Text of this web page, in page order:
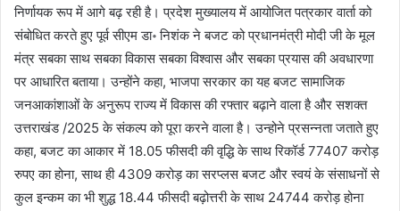
निर्णायक रूप में आगे बढ़ रही है। प्रदेश मुख्यालय में आयोजित पत्रकार वार्ता को
संबोधित करते हुए पूर्व सीएम डा॰ निशंक ने बजट को प्रधानमंत्री मोदी जी के मूल
मंत्र सबका साथ सबका विकास सबका विश्वास और सबका प्रयास की अवधारणा
पर आधारित बताया। उन्होंने कहा, भाजपा सरकार का यह बजट सामाजिक
जनआकांशाओं के अनुरूप राज्य में विकास की रफ्तार बढ़ाने वाला है और सशक्त
उत्तराखंड /2025 के संकल्प को पूरा करने वाला है। उन्होने प्रसन्नता जताते हुए
कहा, बजट का आकार में 18.05 फीसदी की वृद्धि के साथ रिकॉर्ड 77407 करोड़
रुपए का होना, साथ ही 4309 करोड़ का सरप्लस बजट और स्वयं के संसाधनों से
कुल इन्कम का भी शुद्ध 18.44 फीसदी बढ़ोत्तरी के साथ 24744 करोड़ होना